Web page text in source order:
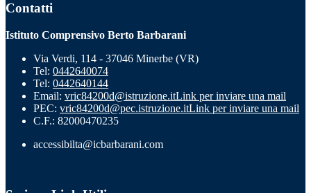
Contatti
Istituto Comprensivo Berto Barbarani
Via Verdi, 114 - 37046 Minerbe (VR)
Tel: 0442640074
Tel: 0442640144
Email: vric84200d@istruzione.itLink per inviare una mail
PEC: vric84200d@pec.istruzione.itLink per inviare una mail
C.F.: 82000470235
accessibilta@icbarbarani.com